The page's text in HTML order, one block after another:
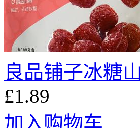
良品铺子冰糖
£1.89
加入购物车